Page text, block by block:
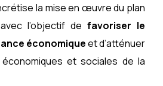
la mise en œuvre du plan
l’objectif de favoriser le
économiqueet d’atténuer
et sociales de la